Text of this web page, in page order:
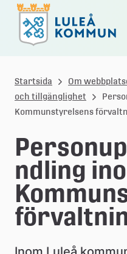
Gå till
u
l
e
å
k
o
m
m
Startsida Om
och tillgänglighet
Kommunstyrelsens
ndling